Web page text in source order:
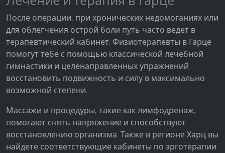
После операции, при хронических недомоганиях или
для облегчения острой боли путь часто ведет в
терапевтический кабинет. Физиотерапевты в Гарце
помогут тебе с помощью классической лечебной
гимнастики и целенаправленных упражнений
восстановить подвижность и силу в максимально
возможной степени.
Массажи и процедуры, такие как лимфодренаж,
помогают снять напряжение и способствуют
восстановлению организма. Также в регионе Харц вы
найдете соответствующие кабинеты по эрготерапии
Facebook Pixel
Name:
_fbp, fr, _fbq, fbq
Provider:
Facebook Ireland Ltd.
Purpose:
3 месяца - 1 год